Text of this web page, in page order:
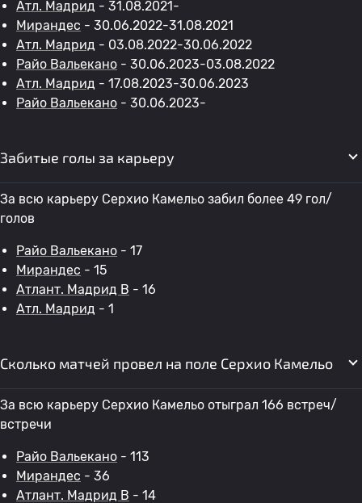
Атл. Мадрид - 31.08.2021-
Мирандес - 30.06.2022-31.08.2021
Атл. Мадрид - 03.08.2022-30.06.2022
Райо Вальекано - 30.06.2023-03.08.2022
Атл. Мадрид - 17.08.2023-30.06.2023
Райо Вальекано - 30.06.2023-
Забитые голы за карьеру
За всю карьеру Серхио Камельо забил более 49 гол/
голов
Райо Вальекано - 17
Мирандес - 15
Атлант. Мадрид B - 16
Атл. Мадрид - 1
Сколько матчей провел на поле Серхио Камельо
За всю карьеру Серхио Камельо отыграл 166 встреч/
встречи
Райо Вальекано - 113
Мирандес - 36
Атлант. Мадрид B - 14